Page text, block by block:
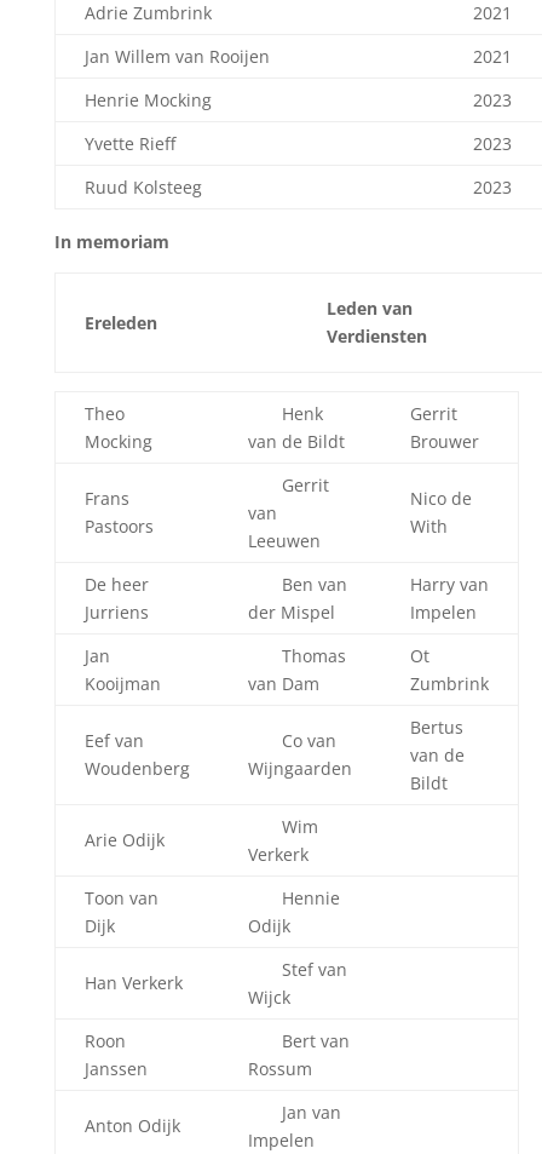
Adrie Zumbrink
2021
Jan Willem van Rooijen
2021
Henrie Mocking
2023
Yvette Rieff
2023
Ruud Kolsteeg
2023
In memoriam
Ereleden
Leden van
Verdiensten
Theo
Mocking
Henk
van de Bildt
Gerrit
Brouwer
Frans
Pastoors
Gerrit
van
Leeuwen
Nico de
With
De heer
Jurriens
Ben van
der Mispel
Harry van
Impelen
Jan
Kooijman
Thomas
van Dam
Ot
Zumbrink
Eef van
Woudenberg
Co van
Wijngaarden
Bertus
van de
Bildt
Arie Odijk
Wim
Verkerk
Toon van
Dijk
Hennie
Odijk
Han Verkerk
Stef van
Wijck
Roon
Janssen
Bert van
Rossum
Anton Odijk
Jan van
Impelen